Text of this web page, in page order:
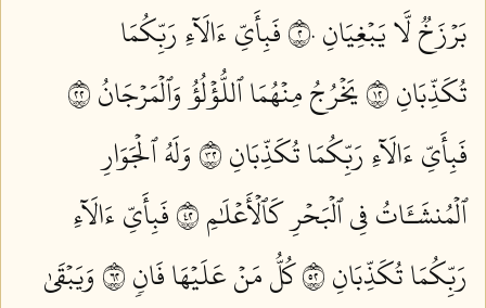
بَرۡزَخٞ لَّا يَبۡغِيَانِ ٢٠
فَبِأَيِّ ءَالَآءِ رَبِّكُمَا
تُكَذِّبَانِ ٢١
يَخۡرُجُ مِنۡهُمَا ٱللُّؤۡلُؤُ وَٱلۡمَرۡجَانُ ٢٢
فَبِأَيِّ ءَالَآءِ رَبِّكُمَا تُكَذِّبَانِ ٢٣
وَلَهُ ٱلۡجَوَارِ
ٱلۡمُنشَـَٔاتُ فِي ٱلۡبَحۡرِ كَٱلۡأَعۡلَٰمِ ٢٤
فَبِأَيِّ ءَالَآءِ
رَبِّكُمَا تُكَذِّبَانِ ٢٥
كُلُّ مَنۡ عَلَيۡهَا فَانٖ ٢٦
وَيَبۡقَىٰ